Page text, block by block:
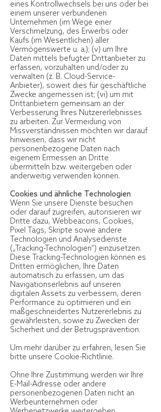
eines Kontrollwechsels bei uns oder bei
einem unserer verbundenen
Unternehmen (im Wege einer
Verschmelzung, des Erwerbs oder
Kaufs (im Wesentlichen) aller
Vermögenswerte u. a.); (v) um Ihre
Daten mittels befugter Drittanbieter zu
erfassen, vorzuhalten und/oder zu
verwalten (z. B. Cloud-Service-
Anbieter), soweit dies für geschäftliche
Zwecke angemessen ist; (vi) um mit
Drittanbietern gemeinsam an der
Verbesserung Ihres Nutzererlebnisses
zu arbeiten. Zur Vermeidung von
Missverständnissen möchten wir darauf
hinweisen, dass wir nicht
personenbezogene Daten nach
eigenem Ermessen an Dritte
übermitteln bzw. weitergeben oder
anderweitig verwenden können.
Cookies und ähnliche Technologien
Wenn Sie unsere Dienste besuchen
oder darauf zugreifen, autorisieren wir
Dritte dazu, Webbeacons, Cookies,
Pixel Tags, Skripte sowie andere
Technologien und Analysedienste
(„Tracking-Technologien“) einzusetzen.
Diese Tracking-Technologien können es
Dritten ermöglichen, Ihre Daten
automatisch zu erfassen, um das
Navigationserlebnis auf unseren
digitalen Assets zu verbessern, deren
Performance zu optimieren und ein
maßgeschneidertes Nutzererlebnis zu
gewährleisten, sowie zu Zwecken der
Sicherheit und der Betrugsprävention.
Um mehr darüber zu erfahren, lesen Sie
bitte unsere Cookie-Richtlinie.
Ohne Ihre Zustimmung werden wir Ihre
E-Mail-Adresse oder andere
personenbezogenen Daten nicht an
Werbeunternehmen oder